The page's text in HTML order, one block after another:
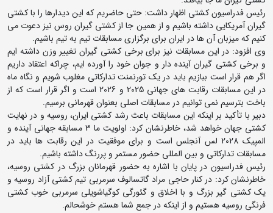
رئیس فدراسیون کشتی اظهار داشت: حتی حاضریم که این دیدارها را با کشتی
گیران آمریکایی داشته باشیم و از همین جا از کشتی گیران روس نیز دعوت می
کنیم که میزبان آن ها در ایران برای برگزاری مسابقات تیم به تیم باشیم.
وی افزود: در این مسابقات نیز برای برخی کشتی گیران تغییر وزن داشته ایم
و برخی کشتی گیران آینده دار و جوان خود را آورده ایم، چراکه اعتقاد داریم
اگر هم قرار است ببازیم باید در یک تورنمنت تدارکاتی مغلوب شویم و نگاه ماه
در این مسابقات رقابت های جهانی 2025 و 2026 است و اگر قرار است که از
باخت بترسیم نمی توانیم در مسابقات اصلی بعنوان قهرمانی برسیم.
دبیر با تأکید بر اینکه این مسابقات باعث رشد کشتی ایران، روسیه و در نهایت
کشتی جهان خواهد شد، خاطرنشان کرد: اولویت ما 3 مسابقه جهانی آینده و
المپیک 2028 لس آنجلس است و برای موفقیت در این رقابت ها باید در
مسابقات تدارکاتی و بین المللی حضور مستمر و پررنگ داشته باشیم.
رئیس فدراسیون در پایان با اشاره به حضور قهرمانان بزرگ در کشتی روسیه،
خاطرنشان کرد: در کنار حاجی مراد گاتسالوف سرمربی تیم کشتی آزاد روسیه و
یک کشتی گیر بزرگ و با اخلاق و گئورگی کوگیاشویلی سرمربی خوب کشتی
فرنگی روسیه هستیم و از اینکه در جمع شما هستم خوشحالم.